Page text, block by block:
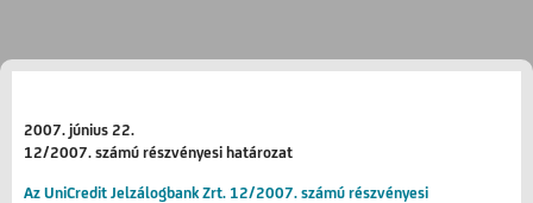
2007. június 22.
12/2007. számú részvényesi határozat
Az UniCredit Jelzálogbank Zrt. 12/2007. számú részvényesi